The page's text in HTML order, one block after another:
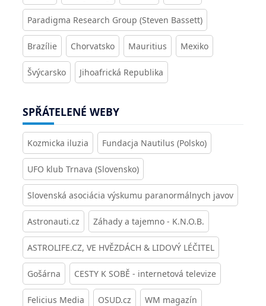
Paradigma Research Group (Steven Bassett)
Brazílie Chorvatsko Mauritius Mexiko
Švýcarsko Jihoafrická Republika
SPŘÁTELENÉ WEBY
Kozmicka iluzia Fundacja Nautilus (Polsko)
UFO klub Trnava (Slovensko)
Slovenská asociácia výskumu paranormálnych javov
Astronauti.cz Záhady a tajemno - K.N.O.B.
ASTROLIFE.CZ, VE HVĚZDÁCH & LIDOVÝ LÉČITEL
Gošárna CESTY K SOBĚ - internetová televize
Felicius Media OSUD.cz WM magazín